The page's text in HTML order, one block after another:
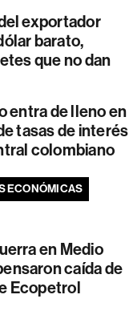
exportador
barato,
que no dan
entra de lleno en
tasas de interés
colombiano
ECONÓMICAS
en Medio
caída de
Ecopetrol